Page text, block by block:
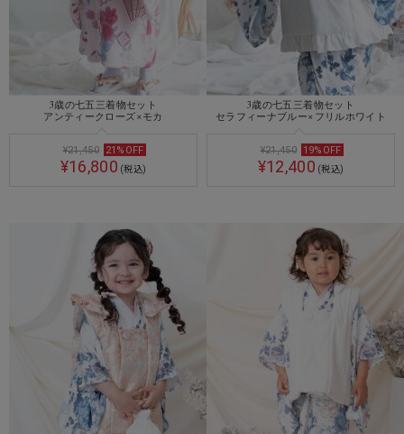
3歳の七五三着物セット
アンティークローズ×モカ
¥21,450 21 % OFF
¥16,800 (税込)
3歳の七五三着物セット
セラフィーナブルー×フリルホワイト
¥21,450 19% OFF
¥12,400 (税込)